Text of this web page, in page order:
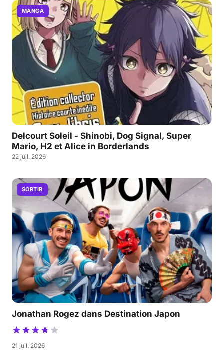
MANGA
Delcourt Soleil - Shinobi, Dog Signal, Super
Mario, H2 et Alice in Borderlands
22 juil. 2026
SORTIR
Jonathan Rogez dans Destination Japon
21 juil. 2026